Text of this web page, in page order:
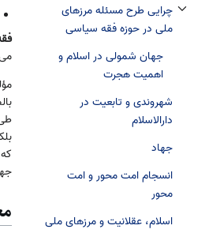
چرایی طرح مسئله مرزهای
ملی در حوزه فقه سیاسی
تغییر وضعیت زیربخش‌های چرایی طرح مسئله مرزهای
جهان شمولی در اسلام و
اهمیت هجرت
شهروندی و تابعیت در
دارالاسلام
جهاد
انسجام امت محور و امت
محور
اسلام، عقلانیت و مرز‌های ملی